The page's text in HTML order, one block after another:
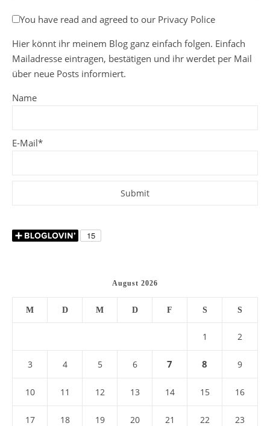
You have read and agreed to our Privacy Police
Hier könnt ihr meinem Blog ganz einfach folgen. Einfach
Mailadresse eintragen, bestätigen und ihr werdet per Mail
über neue Posts informiert.
Name
E-Mail*
August 2026
M D M D F S S
1 2
3 4 5 6 7 8 9
10 11 12 13 14 15 16
17 18 19 20 21 22 23